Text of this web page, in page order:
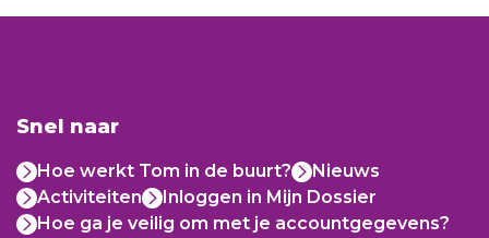
Snel naar
Hoe werkt Tom in de buurt?
Nieuws
Activiteiten
Inloggen in Mijn Dossier
Hoe ga je veilig om met je accountgegevens?